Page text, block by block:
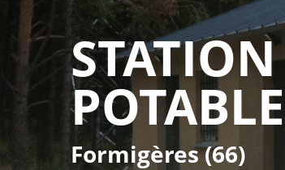
POTABLE
Formigères (66)